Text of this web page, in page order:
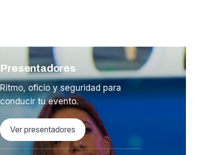
Presentadores
Ritmo, oficio y seguridad para
conducir tu evento.
Ver presentadores